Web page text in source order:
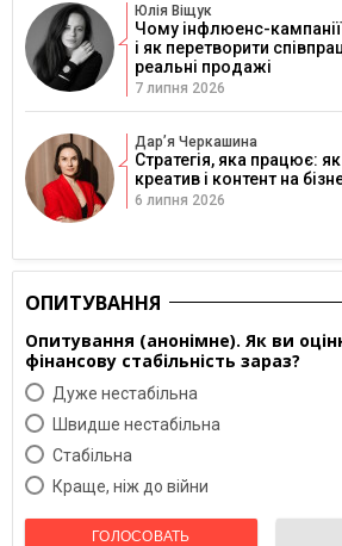
Юлія Віщук
Чому інфлюенс-
і як перетворити
реальні продажі
7 липня 2026
Дарʼя Черкашина
Стратегія, яка працює:
креатив і контент на
6 липня 2026
ОПИТУВАННЯ
Опитування (анонімне). Як ви
фінансову стабільність зараз?
Дуже нестабільна
Швидше нестабільна
Cтабільна
Краще, ніж до війни
ГОЛОСОВАТЬ